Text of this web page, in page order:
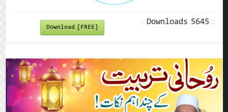
Download [FREE] 5645
Downloads